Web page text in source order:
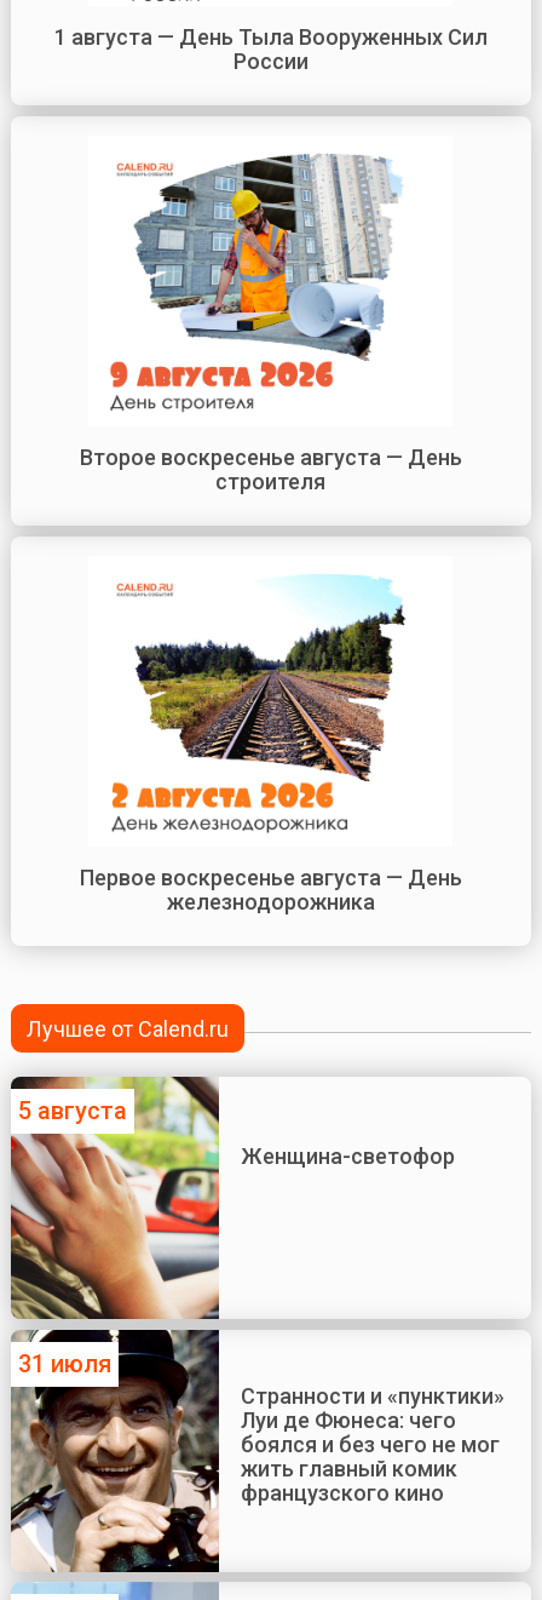
1 августа — День Тыла Вооруженных Сил
России
Второе воскресенье августа — День
строителя
Первое воскресенье августа — День
железнодорожника
Лучшее от Calend.ru
5 августа
Женщина-светофор
31 июля
Странности и «пунктики»
Луи де Фюнеса: чего
боялся и без чего не мог
жить главный комик
французского кино